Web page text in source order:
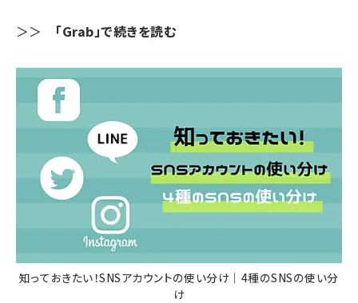
＞＞ 「Grab」で続きを読む​
知っておきたい！SNSアカウントの使い分け｜4種のSNSの使い分
け